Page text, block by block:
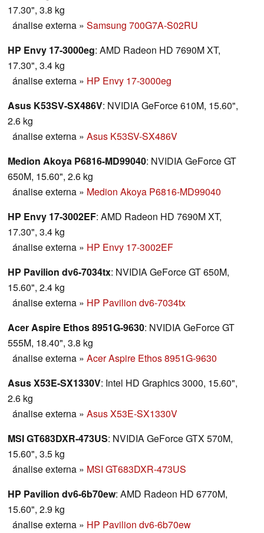
17.30", 3.8 kg
ánalise externa » Samsung 700G7A-S02RU
HP Envy 17-3000eg: AMD Radeon HD 7690M XT,
17.30", 3.4 kg
ánalise externa » HP Envy 17-3000eg
Asus K53SV-SX486V: NVIDIA GeForce 610M, 15.60",
2.6 kg
ánalise externa » Asus K53SV-SX486V
Medion Akoya P6816-MD99040: NVIDIA GeForce GT
650M, 15.60", 2.6 kg
ánalise externa » Medion Akoya P6816-MD99040
HP Envy 17-3002EF: AMD Radeon HD 7690M XT,
17.30", 3.4 kg
ánalise externa » HP Envy 17-3002EF
HP Pavilion dv6-7034tx: NVIDIA GeForce GT 650M,
15.60", 2.4 kg
ánalise externa » HP Pavilion dv6-7034tx
Acer Aspire Ethos 8951G-9630: NVIDIA GeForce GT
555M, 18.40", 3.8 kg
ánalise externa » Acer Aspire Ethos 8951G-9630
Asus X53E-SX1330V: Intel HD Graphics 3000, 15.60",
2.6 kg
ánalise externa » Asus X53E-SX1330V
MSI GT683DXR-473US: NVIDIA GeForce GTX 570M,
15.60", 3.5 kg
ánalise externa » MSI GT683DXR-473US
HP Pavilion dv6-6b70ew: AMD Radeon HD 6770M,
15.60", 2.9 kg
ánalise externa » HP Pavilion dv6-6b70ew